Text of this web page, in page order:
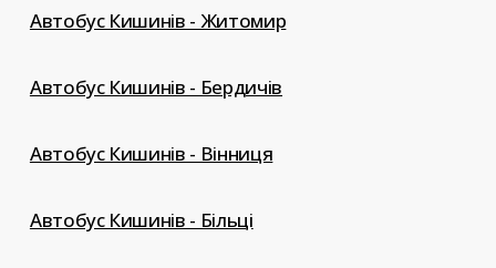
Автобус Кишинів - Житомир
Автобус Кишинів - Бердичів
Автобус Кишинів - Вінниця
Автобус Кишинів - Більці